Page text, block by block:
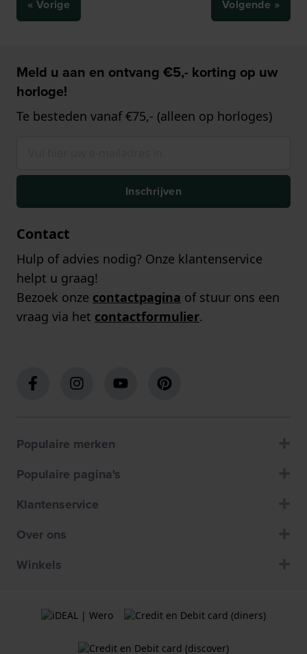
« Vorige Volgende »
Meld u aan en ontvang €5,- korting op uw
horloge!
Te besteden vanaf €75,- (alleen op horloges)
Inschrijven
Contact
Hulp of advies nodig? Onze klantenservice
helpt u graag!
Bezoek onze contactpagina of stuur ons een
vraag via het contactformulier.
Populaire merken
Populaire pagina's
Klantenservice
Over ons
Winkels